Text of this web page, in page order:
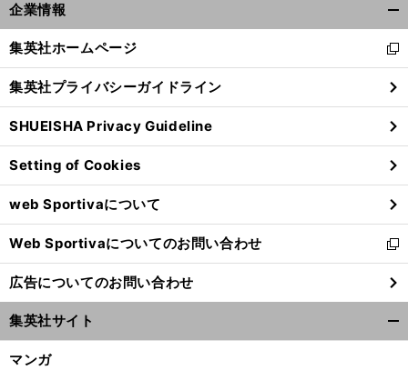
企業情報
閉
る
集英社ホームページ
新
し
い
ウ
ィ
ン
ド
ウ
で
開
く
集英社プライバシーガイドライン
SHUEISHA Privacy Guideline
Setting of Cookies
web Sportivaについて
Web Sportivaについてのお問い合わせ
新
し
い
ウ
ィ
ン
広告についてのお問い合わせ
集英社サイト
マンガ